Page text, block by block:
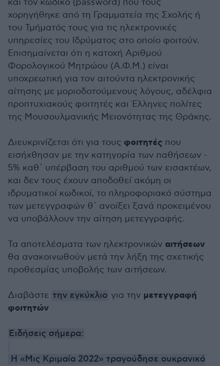
και τον κωδικό (password) που τους
χορηγήθηκε από τη Γραμματεία της Σχολής ή
του Τμήματός τους για τις ηλεκτρονικές
υπηρεσίες του Ιδρύματος στο οποίο φοιτούν.
Επισημαίνεται ότι η κατοχή Αριθμού
Φορολογικού Μητρώου (Α.Φ.Μ.) είναι
υποχρεωτική για τον αιτούντα ηλεκτρονικής
αίτησης με μοριοδοτούμενους λόγους, αδέλφια
προπτυχιακούς φοιτητές και Έλληνες πολίτες
της Μουσουλμανικής Μειονότητας της Θράκης.
Διευκρινίζεται ότι για τους φοιτητές που
εισήχθησαν με την κατηγορία των παθήσεων -
5% καθ΄ υπέρβαση του αριθμού των εισακτέων,
και δεν τους έχουν αποδοθεί ακόμη οι
ιδρυματικοί κωδικοί, το πληροφοριακό σύστημα
των μετεγγραφών θ΄ ανοίξει ξανά προκειμένου
να υποβάλλουν την αίτηση μετεγγραφής.
Τα αποτελέσματα των ηλεκτρονικών αιτήσεων
θα ανακοινωθούν μετά την λήξη της σχετικής
προθεσμίας υποβολής των αιτήσεων.
Διαβάστε την εγκύκλιο για την μετεγγραφή
φοιτητών
Ειδήσεις σήμερα:
Η «Μις Κριμαία 2022» τραγούδησε ουκρανικό